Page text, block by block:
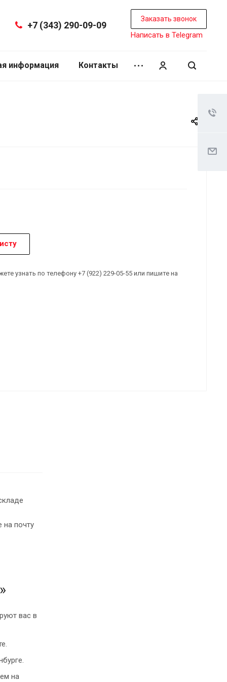
+7 (343) 290-09-09
Заказать звонок
Написать в Telegram
информация Контакты
узнать по телефону +7 (922) 229-05-55 или пишите на
на почту
вас в
на